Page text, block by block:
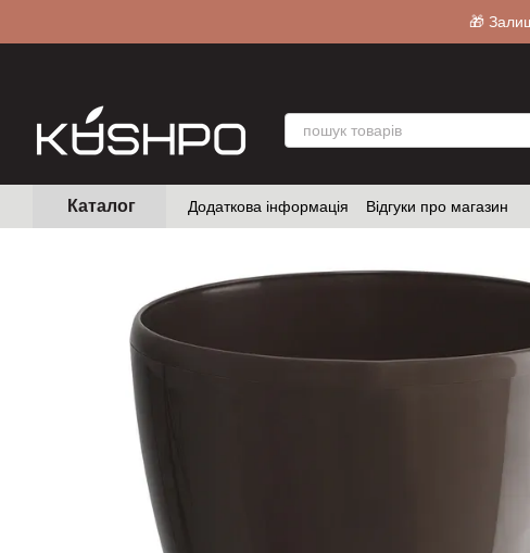
🎁
Каталог Додаткова інформація Відгуки про магазин